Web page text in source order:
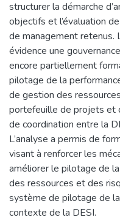
structurer la démarche
objectifs et l’évaluation
de management
évidence une
encore partiellement
pilotage de la
de gestion des
portefeuille de projets et
de coordination entre la
L’analyse a permis de
visant à renforcer les
améliorer le pilotage de
des ressources et des
système de pilotage de
contexte de la DESI.